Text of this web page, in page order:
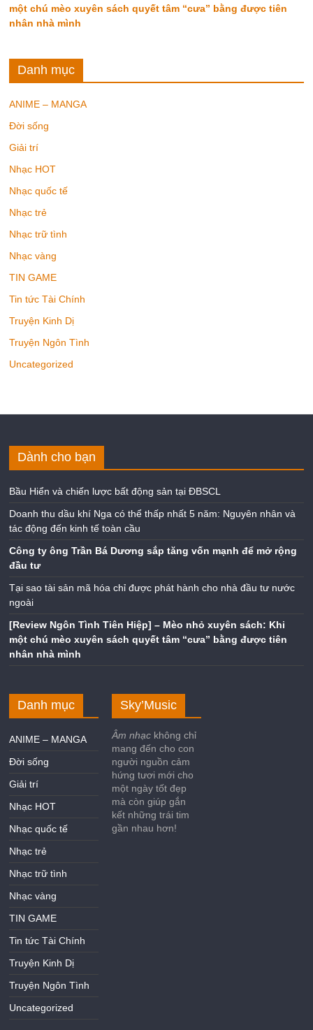
một chú mèo xuyên sách quyết tâm “cưa” bằng được tiên
nhân nhà mình
Danh mục
ANIME – MANGA
Đời sống
Giải trí
Nhạc HOT
Nhạc quốc tế
Nhạc trẻ
Nhạc trữ tình
Nhạc vàng
TIN GAME
Tin tức Tài Chính
Truyện Kinh Dị
Truyện Ngôn Tình
Uncategorized
Dành cho bạn
Bầu Hiển và chiến lược bất động sản tại ĐBSCL
Doanh thu dầu khí Nga có thể thấp nhất 5 năm: Nguyên nhân và
tác động đến kinh tế toàn cầu
Công ty ông Trần Bá Dương sắp tăng vốn mạnh để mở rộng
đầu tư
Tại sao tài sản mã hóa chỉ được phát hành cho nhà đầu tư nước
ngoài
[Review Ngôn Tình Tiên Hiệp] – Mèo nhỏ xuyên sách: Khi
một chú mèo xuyên sách quyết tâm “cưa” bằng được tiên
nhân nhà mình
Danh mục
ANIME – MANGA
Đời sống
Giải trí
Nhạc HOT
Nhạc quốc tế
Nhạc trẻ
Nhạc trữ tình
Nhạc vàng
TIN GAME
Tin tức Tài Chính
Truyện Kinh Dị
Truyện Ngôn Tình
Uncategorized
Sky’Music
Âm nhạc không chỉ
mang đến cho con
người nguồn cảm
hứng tươi mới cho
một ngày tốt đẹp
mà còn giúp gắn
kết những trái tim
gần nhau hơn!